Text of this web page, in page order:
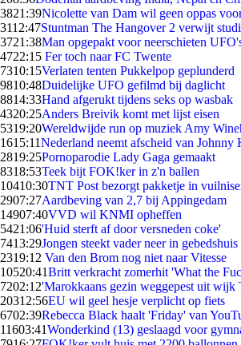
3821:39Nicolette van Dam wil geen oppas
3112:47Stuntman The Hangover 2 verwijt
3721:38Man opgepakt voor neerschieten
4722:15 Fer toch naar FC Twente
7310:15Verlaten tenten Pukkelpop geplunderd
9810:48Duidelijke UFO gefilmd bij daglicht
8814:33Hand afgerukt tijdens seks op wasbak
4320:25Anders Breivik komt met lijst eisen
5319:20Wereldwijde run op muziek Amy
1615:11Nederland neemt afscheid van Johnny
2819:25Pornoparodie Lady Gaga gemaakt
8318:53Teek bijt FOK!ker in z'n ballen
10410:30TNT Post bezorgt pakketje in
2907:27Aardbeving van 2,7 bij Appingedam
14907:40VVD wil KNMI opheffen
5421:06'Huid sterft af door versneden coke'
7413:29Jongen steekt vader neer in gebedshuis
2319:12 Van den Brom nog niet naar Vitesse
10520:41Britt verkracht zomerhit 'What the
7202:12'Marokkaans gezin weggepest uit wijk
20312:56EU wil geel hesje verplicht op fiets
6702:39Rebecca Black haalt 'Friday' van
11603:41Wonderkind (13) geslaagd voor